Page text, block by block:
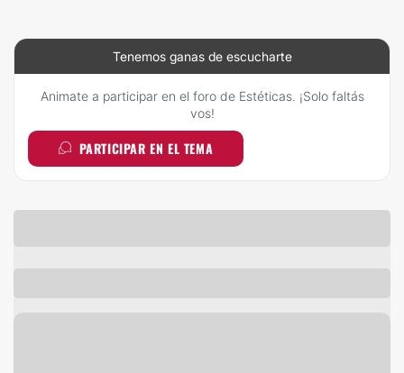
Tenemos ganas de escucharte
Animate a participar en el foro de Estéticas. ¡Solo faltás
vos!
PARTICIPAR EN EL TEMA